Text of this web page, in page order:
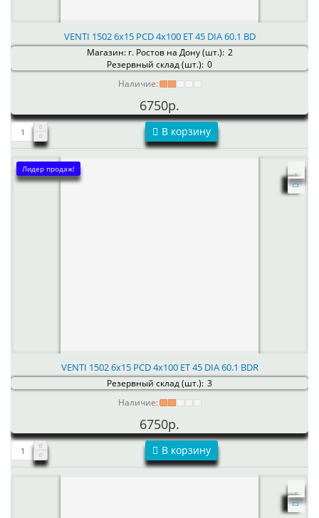
VENTI 1502 6x15 PCD 4x100 ET 45 DIA 60.1 BD
Магазин: г. Ростов на Дону (шт.): 2
Резервный склад (шт.): 0
Наличие:
6750р.
В корзину
Лидер продаж!
VENTI 1502 6x15 PCD 4x100 ET 45 DIA 60.1 BDR
Резервный склад (шт.): 3
Наличие:
6750р.
В корзину